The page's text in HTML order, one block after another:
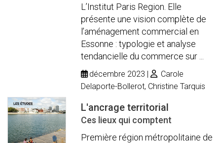
L’Institut Paris Region. Elle
présente une vision complète de
l’aménagement commercial en
Essonne : typologie et analyse
tendancielle du commerce sur ...
décembre 2023
Carole
Delaporte-Bollerot, Christine Tarquis
L'ancrage territorial
Ces lieux qui comptent
Première région métropolitaine de